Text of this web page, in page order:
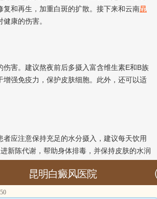
和再生，加重白斑的扩散。接下来和云南昆
康的伤害。
害。建议熬夜前后多摄入富含维生素E和B族
强免疫力，保护皮肤细胞。此外，还可以适
应注意保持充足的水分摄入，建议每天饮用
新陈代谢，帮助身体排毒，并保持皮肤的水润
昆明白癜风医院